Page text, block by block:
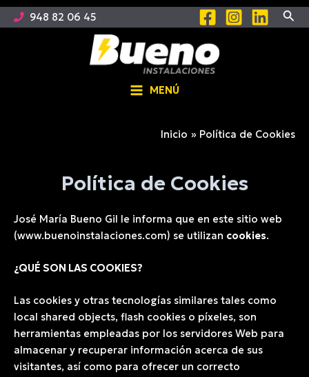
Ir
948 82 06 45
Menu
MENÚ
Inicio Política de Cookies
Política de Cookies
José María Bueno Gil le informa que en este sitio web
(www.buenoinstalaciones.com) se utilizan cookies.
¿QUÉ SON LAS COOKIES?
Las cookies y otras tecnologías similares tales como
local shared objects, flash cookies o píxeles, son
herramientas empleadas por los servidores Web para
almacenar y recuperar información acerca de sus
visitantes, así como para ofrecer un correcto